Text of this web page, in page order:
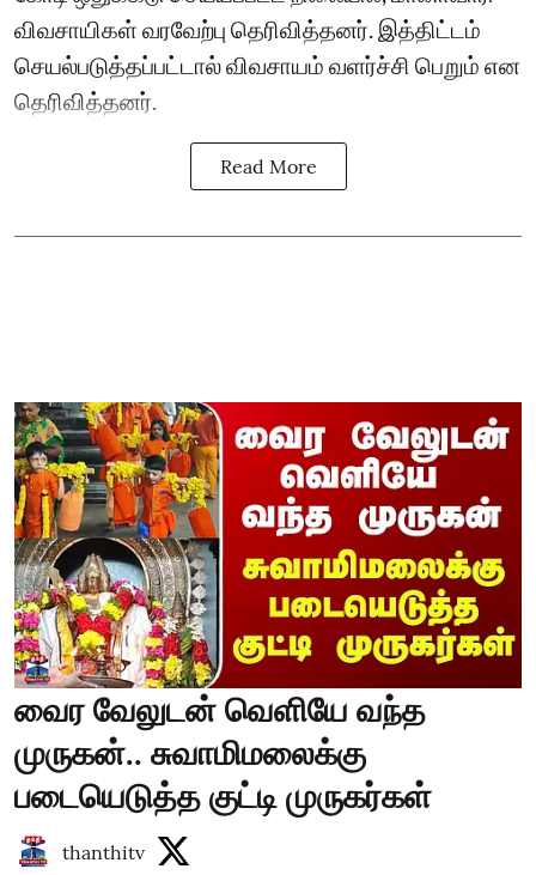
விவசாயிகள் வரவேற்பு தெரிவித்தனர். இத்திட்டம்
செயல்படுத்தப்பட்டால் விவசாயம் வளர்ச்சி பெறும் என
தெரிவித்தனர்.
Read More
வைர வேலுடன் வெளியே வந்த
முருகன்.. சுவாமிமலைக்கு
படையெடுத்த குட்டி முருகர்கள்
thanthitv